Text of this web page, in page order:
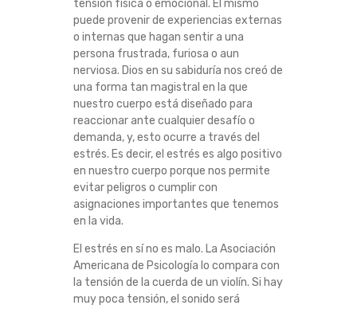
tensión física o emocional. El mismo
puede provenir de experiencias externas
o internas que hagan sentir a una
persona frustrada, furiosa o aun
nerviosa. Dios en su sabiduría nos creó de
una forma tan magistral en la que
nuestro cuerpo está diseñado para
reaccionar ante cualquier desafío o
demanda, y, esto ocurre a través del
estrés. Es decir, el estrés es algo positivo
en nuestro cuerpo porque nos permite
evitar peligros o cumplir con
asignaciones importantes que tenemos
en la vida.
El estrés en sí no es malo. La Asociación
Americana de Psicología lo compara con
la tensión de la cuerda de un violín. Si hay
muy poca tensión, el sonido será